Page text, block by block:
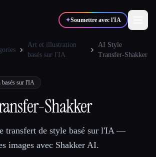
✦Soumettre avec l'IA
📈 Marketeurs
🎬Créateurs
Art et illustration
basés sur l'IA
AI Style
Transfer-Shakker
sur l'IA
Shakker
transfert de style basé sur l'IA —
images avec Shakker AI.